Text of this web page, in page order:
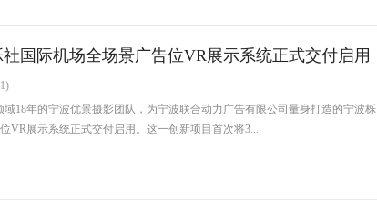
国际机场全场景广告位VR展示系统正式交付启用
沉浸式数字化推介新篇章
18年的宁波优景摄影团队，为宁波联合动力广告有限公司量身打造的宁波栎
VR展示系统正式交付启用。这一创新项目首次将3...